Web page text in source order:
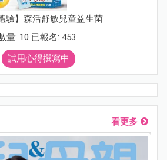
驗】森活舒敏兒童益生菌
量: 10 已報名: 453
試用心得撰寫中
看更多